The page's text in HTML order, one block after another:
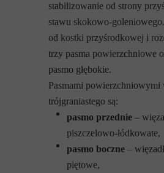
stabilizowanie od strony
stawu skokowo-
od kostki przyśrodkowej i
trzy pasma powierzchniowe
pasmo głębokie.
Pasmami powierzchniowymi
trójgraniastego są:
pasmo przednie –
piszczelowo-łódkowate,
pasmo boczne –
piętowe,